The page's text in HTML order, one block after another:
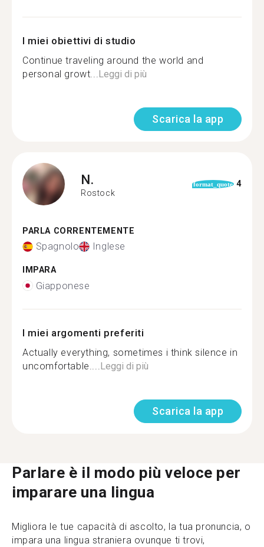
I miei obiettivi di studio
Continue traveling around the world and
personal growt... Leggi di più
Scarica la app
N.
Rostock
format_quote 4
PARLA CORRENTEMENTE
Spagnolo Inglese
IMPARA
Giapponese
I miei argomenti preferiti
Actually everything, sometimes i think silence in
uncomfortable.... Leggi di più
Scarica la app
Parlare è il modo più veloce per
imparare una lingua
Migliora le tue capacità di ascolto, la tua pronuncia, o
impara una lingua straniera ovunque ti trovi,